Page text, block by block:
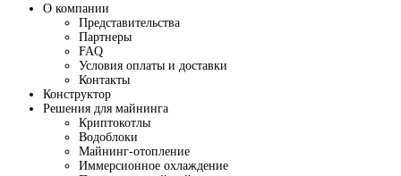
О компании
Представительства
Партнеры
FAQ
Условия оплаты и доставки
Контакты
Конструктор
Решения для майнинга
Криптокотлы
Водоблоки
Майнинг-отопление
Иммерсионное охлаждение